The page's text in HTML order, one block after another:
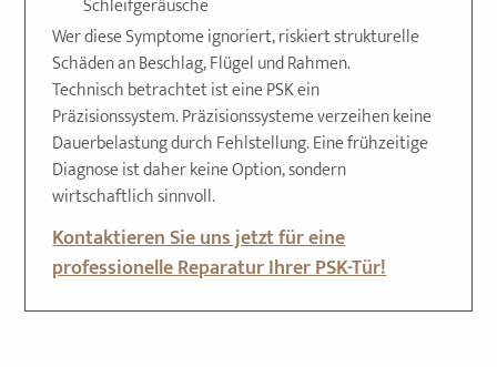
Wer diese Symptome ignoriert, riskiert strukturelle
Schäden an Beschlag, Flügel und Rahmen.
Technisch betrachtet ist eine PSK ein
Präzisionssystem. Präzisionssysteme verzeihen keine
Dauerbelastung durch Fehlstellung. Eine frühzeitige
Diagnose ist daher keine Option, sondern
wirtschaftlich sinnvoll.
Kontaktieren Sie uns jetzt für eine
professionelle Reparatur Ihrer PSK-Tür!